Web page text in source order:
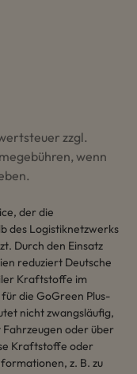
zzgl.
wenn
der die
des Logistiknetzwerks
Durch den Einsatz
reduziert Deutsche
Kraftstoffe im
die GoGreen Plus-
nicht zwangsläufig,
oder über
Kraftstoffe oder
z. B. zu